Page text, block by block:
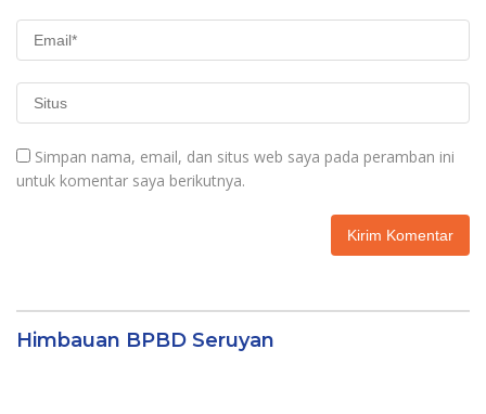
Simpan nama, email, dan situs web saya pada peramban ini
untuk komentar saya berikutnya.
Himbauan BPBD Seruyan